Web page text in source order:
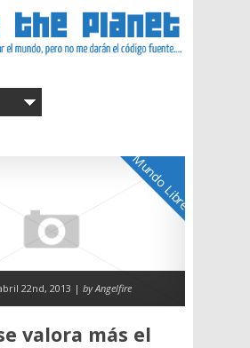
Mundo Libre
22nd, 2013 | by Angelfire
valora más el